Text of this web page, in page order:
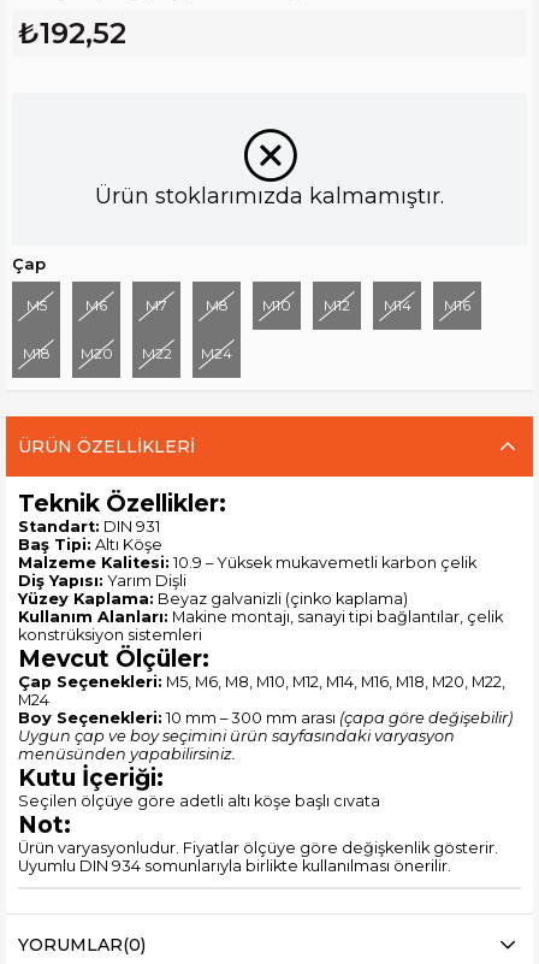
₺192,52
Ürün stoklarımızda kalmamıştır.
Çap
M5 M6 M7 M8 M10 M12 M14 M16
M18 M20 M22 M24
ÜRÜN ÖZELLIKLERI
Teknik Özellikler:
Standart: DIN 931
Baş Tipi: Altı Köşe
Malzeme Kalitesi: 10.9 – Yüksek mukavemetli karbon çelik
Diş Yapısı: Yarım Dişli
Yüzey Kaplama: Beyaz galvanizli (çinko kaplama)
Kullanım Alanları: Makine montajı, sanayi tipi bağlantılar, çelik
konstrüksiyon sistemleri
Mevcut Ölçüler:
Çap Seçenekleri: M5, M6, M8, M10, M12, M14, M16, M18, M20, M22,
M24
Boy Seçenekleri: 10 mm – 300 mm arası (çapa göre değişebilir)
Uygun çap ve boy seçimini ürün sayfasındaki varyasyon
menüsünden yapabilirsiniz.
Kutu İçeriği:
Seçilen ölçüye göre adetli altı köşe başlı cıvata
Not:
Ürün varyasyonludur. Fiyatlar ölçüye göre değişkenlik gösterir.
Uyumlu DIN 934 somunlarıyla birlikte kullanılması önerilir.
YORUMLAR(0)